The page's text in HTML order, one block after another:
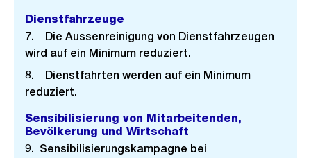
Dienstfahrzeuge
7. Die Aussenreinigung von Dienstfahrzeugen
wird auf ein Minimum reduziert.
8. Dienstfahrten werden auf ein Minimum
reduziert.
Sensibilisierung von Mitarbeitenden,
Bevölkerung und Wirtschaft
9. Sensibilisierungskampagne bei